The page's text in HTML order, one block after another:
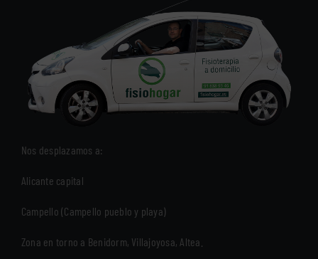
Nos desplazamos a:
Alicante capital
Campello (Campello pueblo y playa)
Zona en torno a Benidorm, Villajoyosa, Altea.